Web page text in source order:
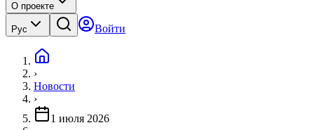
О проекте
Рус Войти
›
Новости
›
1 июля 2026